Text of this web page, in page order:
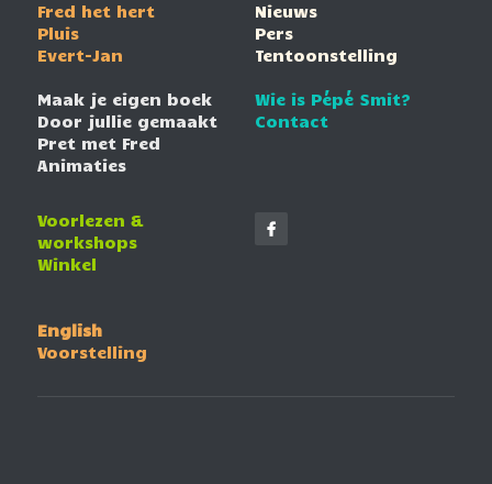
Fred het hert
Pluis
Evert-Jan
Maak je eigen boek
Door jullie gemaakt
Pret met Fred
Animaties
Nieuws
Pers
Tentoonstelling
Wie is Pépé Smit?
Contact
Voorlezen &
workshops
Winkel
English
Voorstelling